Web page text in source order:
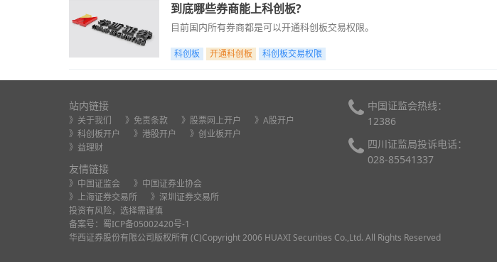
到底哪些券商能上科创板?
目前国内所有券商都是可以开通科创板交易权限。
科创板 开通科创板 科创板交易权限
站内链接
》关于我们 》免责条款 》股票网上开户
》A股开户
》科创板开户
》港股开户
》创业板开户
》益理财
友情链接
》中国证监会
》中国证券业协会
》上海证券交易所
》深圳证券交易所
中国证监会热线：
12386
四川证监局投诉电话：
028-85541337
投资有风险，选择需谨慎
备案号： 蜀ICP备05002420号-1
华西证券股份有限公司版权所有 (C)Copyright 2006 HUAXI Securities Co.,Ltd. All Rights Reserved